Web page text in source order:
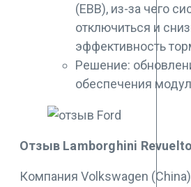
(EBB), из-за чего
отключиться и
эффективность
Решение:
обеспечения
Отзыв Lamborghini Revuelto
Компания Volkswagen (China)